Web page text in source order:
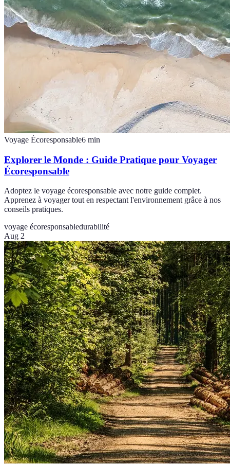
Voyage Écoresponsable6 min
Explorer le Monde : Guide Pratique pour Voyager
Écoresponsable
Adoptez le voyage écoresponsable avec notre guide complet.
Apprenez à voyager tout en respectant l'environnement grâce à nos
conseils pratiques.
voyage écoresponsabledurabilité
Aug 2